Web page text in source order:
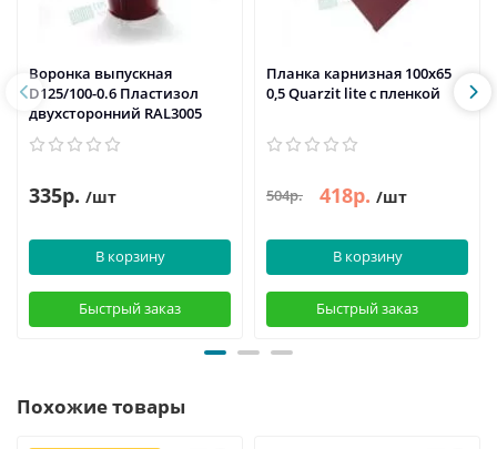
Воронка выпускная
D125/100-0.6 Пластизол
двухсторонний RAL3005
335р. /шт
В корзину
Быстрый заказ
Планка карнизная 100х65
0,5 Quarzit lite с пленкой
504р. 418р. /шт
В корзину
Быстрый заказ
Похожие товары